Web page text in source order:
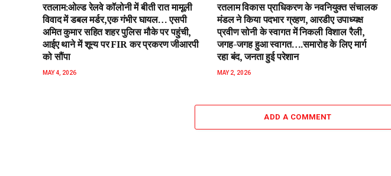
रतलाम:ओल्ड रेलवे कॉलोनी में बीती रात मामूली
विवाद में डबल मर्डर,एक गंभीर घायल… एसपी
अमित कुमार सहित शहर पुलिस मौके पर पहुंची,
आईए थाने में शून्य पर FIR कर प्रकरण जीआरपी
को सौंपा
MAY 4, 2026
रतलाम विकास प्राधिकरण के नवनियुक्त संचालक
मंडल ने किया पदभार ग्रहण, आरडीए उपाध्यक्ष
प्रवीण सोनी के स्वागत में निकली विशाल रैली,
जगह-जगह हुआ स्वागत….समारोह के लिए मार्ग
रहा बंद, जनता हुई परेशान
MAY 2, 2026
ADD A COMMENT